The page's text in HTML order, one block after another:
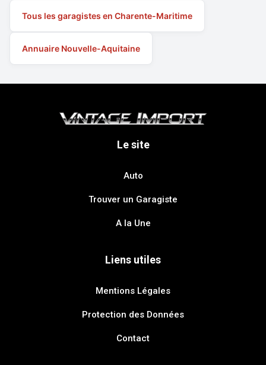
Tous les garagistes en Charente-Maritime
Annuaire Nouvelle-Aquitaine
Le site
Auto
Trouver un Garagiste
A la Une
Liens utiles
Mentions Légales
Protection des Données
Contact